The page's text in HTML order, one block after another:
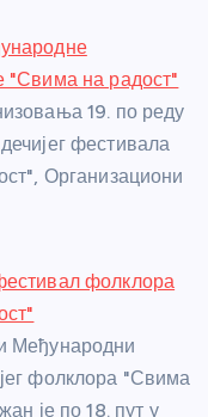
"Свима на радост"
19. по реду
фестивала
Организациони
фолклора
Међународни
фолклора "Свима
је по 18. пут у